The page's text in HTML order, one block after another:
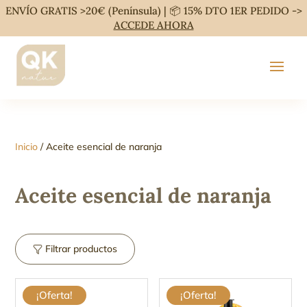
ENVÍO GRATIS >20€ (Península) | 📦 15% DTO 1ER PEDIDO ->
ACCEDE AHORA
Inicio / Aceite esencial de naranja
Aceite esencial de naranja
Filtrar productos
¡Oferta! ¡Oferta!